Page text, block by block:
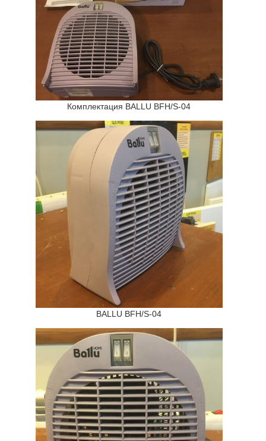
Комплектация BALLU BFH/S-04
BALLU BFH/S-04